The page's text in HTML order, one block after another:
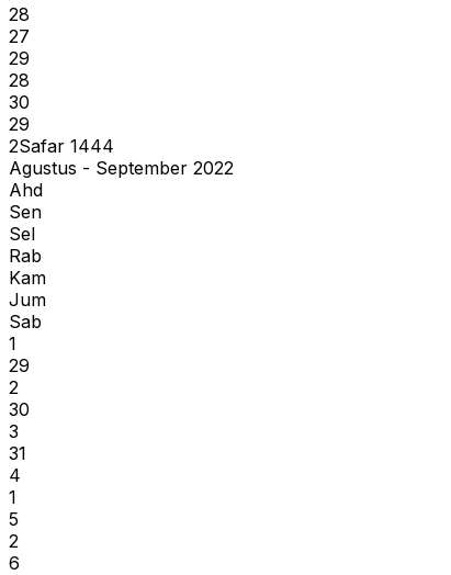
28
27
29
28
30
29
2Safar 1444
Agustus - September 2022
Ahd
Sen
Sel
Rab
Kam
Jum
Sab
1
29
2
30
3
31
4
1
5
2
6